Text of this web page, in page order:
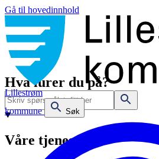
Gå til hovedinnhold
Lillestrøm
kommune
Søk
Hva lurer du på?
Våre tjenester